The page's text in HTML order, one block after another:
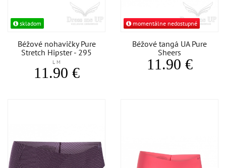
skladom
Béžové nohavičky Pure
Stretch Hipster - 295
L M
11.90 €
momentálne nedostupné
Béžové tangá UA Pure
Sheers
11.90 €